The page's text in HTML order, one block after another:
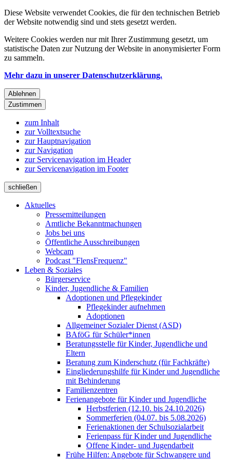
Diese Website verwendet Cookies, die für den technischen Betrieb
der Website notwendig sind und stets gesetzt werden.
Weitere Cookies werden nur mit Ihrer Zustimmung gesetzt, um
statistische Daten zur Nutzung der Website in anonymisierter Form
zu sammeln.
Mehr dazu in unserer Datenschutzerklärung.
Ablehnen
Zustimmen
zum Inhalt
zur Volltextsuche
zur Hauptnavigation
zur Navigation
zur Servicenavigation im Header
zur Servicenavigation im Footer
schließen
Aktuelles
Pressemitteilungen
Amtliche Bekanntmachungen
Jobs bei uns
Öffentliche Ausschreibungen
Webcam
Podcast "FlensFrequenz"
Leben & Soziales
Bürgerservice
Kinder, Jugendliche & Familien
Adoptionen und Pflegekinder
Pflegekinder aufnehmen
Adoptionen
Allgemeiner Sozialer Dienst (ASD)
BAföG für Schüler*innen
Beratungsstelle für Kinder, Jugendliche und
Eltern
Beratung zum Kinderschutz (für Fachkräfte)
Eingliederungshilfe für Kinder und Jugendliche
mit Behinderung
Familienzentren
Ferienangebote für Kinder und Jugendliche
Herbstferien (12.10. bis 24.10.2026)
Sommerferien (04.07. bis 5.08.2026)
Ferienaktionen der Schulsozialarbeit
Ferienpass für Kinder und Jugendliche
Offene Kinder- und Jugendarbeit
Frühe Hilfen: Angebote für Schwangere und